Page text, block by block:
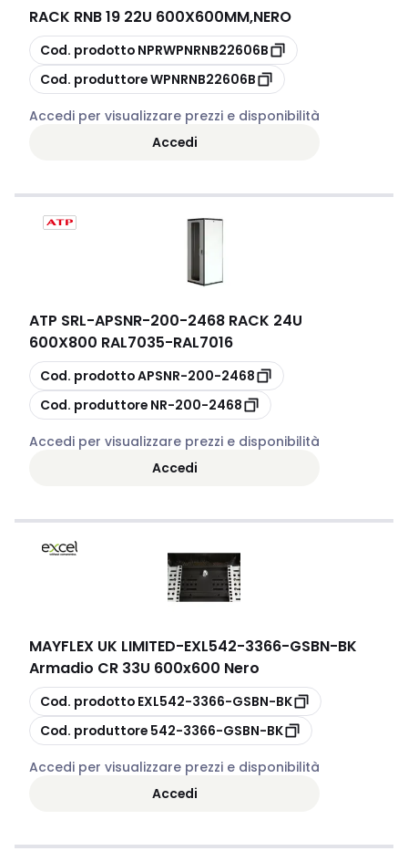
RACK RNB 19 22U 600X600MM,NERO
copia
Cod. prodotto NPRWPNRNB22606B
copia
Cod. produttoreWPNRNB22606B
Accedi per visualizzare prezzi e disponibilità
Accedi
ATP SRL-APSNR-200-2468 RACK 24U
600X800 RAL7035-RAL7016
copia
Cod. prodottoAPSNR-200-2468
copia
Cod. produttore NR-200-2468
Accedi per visualizzare prezzi e disponibilità
Accedi
MAYFLEX UK LIMITED-EXL542-3366-GSBN-BK
Armadio CR 33U 600x600 Nero
copia
Cod. prodotto EXL542-3366-GSBN-BK
copia
Cod. produttore 542-3366-GSBN-BK
Accedi per visualizzare prezzi e disponibilità
Accedi